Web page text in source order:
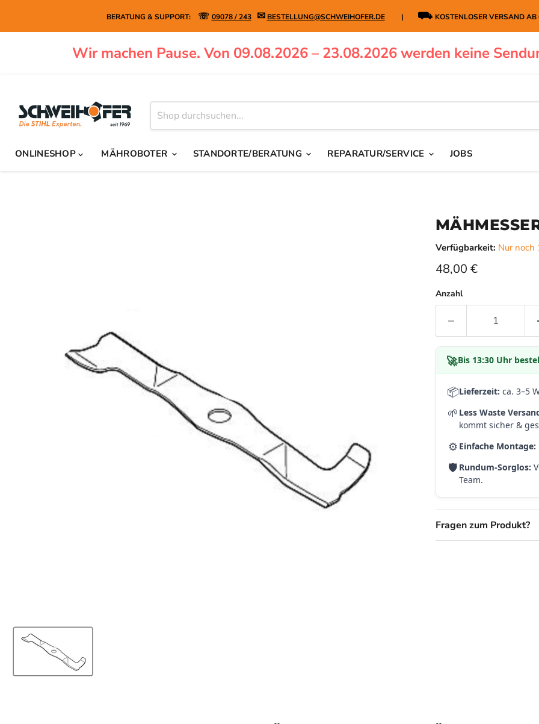
BERATUNG & SUPPORT: ☏ 09078 / 243 ✉ BESTELLUNG@SCHWEIHOFER.DE| ⛟ KOSTENLOSER
Wir machen Pause. Von 09.08.2026 – 23.08.2026 werden keine
ONLINESHOP MÄHROBOTER STANDORTE/BERATUNG REPARATUR/SERVICE JOBS
Verfügbarkeit: Nur noch
Aktueller Preis
48,00 €
Anzahl
🚀Bis 13:30 Uhr
📦Lieferzeit: ca. 3–5
🌱 Less Waste
kommt sicher &
⚙️ Einfache Montage:
🛡️ Rundum-Sorglos:
Team.
Fragen zum Produkt?